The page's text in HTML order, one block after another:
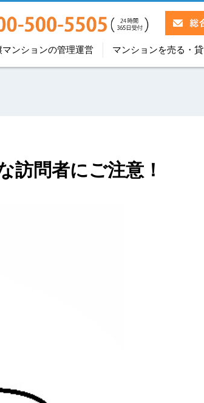
マンションの管理運営 マンションを売る・
訪問者にご注意！